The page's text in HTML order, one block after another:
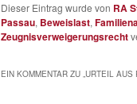
Dieser Eintrag wurde von RA
Passau, Beweislast,
Zeugnisverweigerungsrecht
EIN KOMMENTAR ZU „ URTEIL AUS